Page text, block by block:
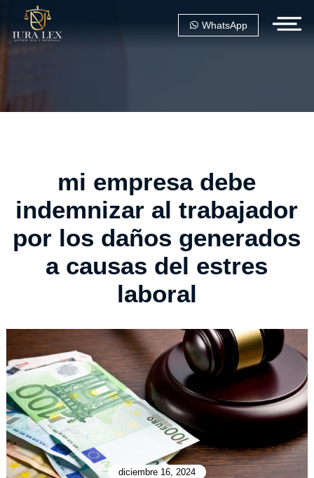
WhatsApp
mi empresa debe
indemnizar al trabajador
por los daños generados
a causas del estres
laboral
diciembre 16, 2024